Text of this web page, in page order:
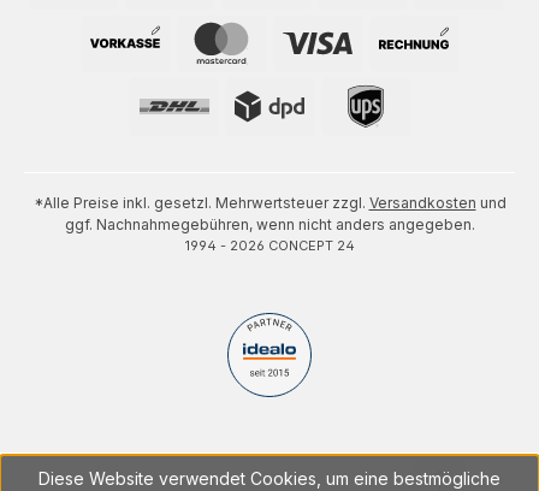
*Alle Preise inkl. gesetzl. Mehrwertsteuer zzgl. Versandkosten und
ggf. Nachnahmegebühren, wenn nicht anders angegeben.
1994 - 2026 CONCEPT 24
Diese Website verwendet Cookies, um eine bestmögliche